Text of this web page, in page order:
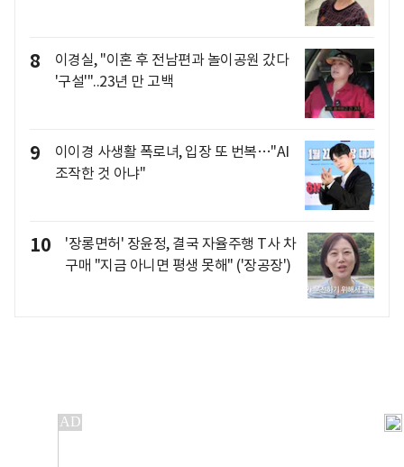
8
이경실, "이혼 후 전남편과 놀이공원 갔다
'구설'"..23년 만 고백
9
이이경 사생활 폭로녀, 입장 또 번복…"AI
조작한 것 아냐"
10
'장롱면허' 장윤정, 결국 자율주행 T사 차
구매 "지금 아니면 평생 못해" ('장공장')